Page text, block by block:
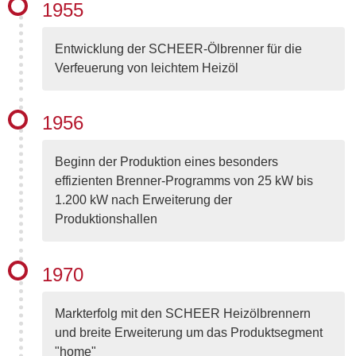
umständlichen Heizarbeit selbst- was für eine
Damit fing es an!
Krabbenkocherei auf den Fischkuttern zu
Die Lösung schuf der "Öldampfbrenner zum
Verfeuern von Schwerölen", für den Rudolf
Scheer am 17. April 1951 das deutsche Patent
die Produktion aufgenommen wurde.
1955
Entwicklung der SCHEER-Ölbrenner für die
Verfeuerung von leichtem Heizöl
1956
Beginn der Produktion eines besonders
effizienten Brenner-Programms von 25 kW bis
1.200 kW nach Erweiterung der
Produktionshallen
1970
Markterfolg mit den SCHEER Heizölbrennern
und breite Erweiterung um das Produktsegment
"home"